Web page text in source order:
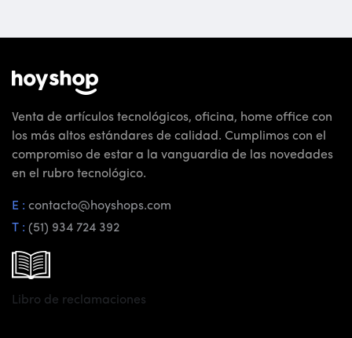
Venta de artículos tecnológicos, oficina, home office con
los más altos estándares de calidad. Cumplimos con el
compromiso de estar a la vanguardia de las novedades
en el rubro tecnológico.
E : contacto@hoyshops.com
T : (51) 934 724 392
Libro de reclamaciones